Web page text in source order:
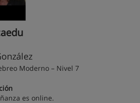
Moderno – Nivel 7
es online.